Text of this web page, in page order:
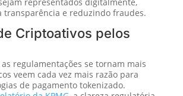
transparência e reduzindo fraudes.
Criptoativos pelos
regulamentações se tornam mais
veem cada vez mais razão para
de pagamento tokenizado.